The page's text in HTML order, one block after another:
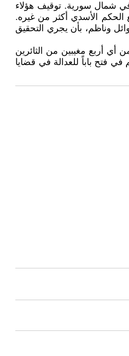
في شمال سورية. توقيف هؤلاء
الأسدي أكثر من غيره.
وناظم، بأن يجري التحقيق
أي أربع مغيبين من الثائرين
فتح باباً للعدالة في قضايا